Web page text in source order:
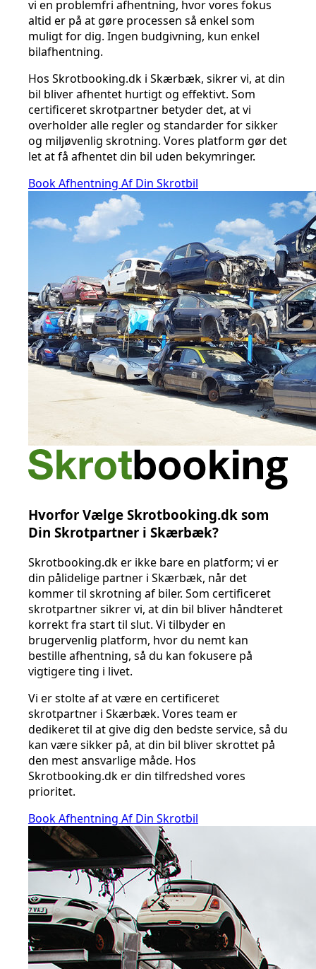
vi en problemfri afhentning, hvor vores fokus
altid er på at gøre processen så enkel som
muligt for dig. Ingen budgivning, kun enkel
bilafhentning.
Hos Skrotbooking.dk i Skærbæk, sikrer vi, at din
bil bliver afhentet hurtigt og effektivt. Som
certificeret skrotpartner betyder det, at vi
overholder alle regler og standarder for sikker
og miljøvenlig skrotning. Vores platform gør det
let at få afhentet din bil uden bekymringer.
Book Afhentning Af Din Skrotbil
Hvorfor Vælge Skrotbooking.dk som
Din Skrotpartner i Skærbæk?
Skrotbooking.dk er ikke bare en platform; vi er
din pålidelige partner i Skærbæk, når det
kommer til skrotning af biler. Som certificeret
skrotpartner sikrer vi, at din bil bliver håndteret
korrekt fra start til slut. Vi tilbyder en
brugervenlig platform, hvor du nemt kan
bestille afhentning, så du kan fokusere på
vigtigere ting i livet.
Vi er stolte af at være en certificeret
skrotpartner i Skærbæk. Vores team er
dedikeret til at give dig den bedste service, så du
kan være sikker på, at din bil bliver skrottet på
den mest ansvarlige måde. Hos
Skrotbooking.dk er din tilfredshed vores
prioritet.
Book Afhentning Af Din Skrotbil